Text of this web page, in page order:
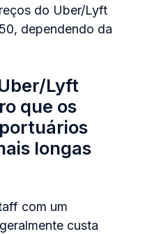
do Uber/Lyft
dependendo da
Lyft
que os
longas
com um
custa